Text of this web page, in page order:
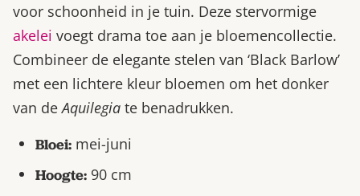
voor schoonheid in je tuin. Deze stervormige
akelei voegt drama toe aan je bloemencollectie.
Combineer de elegante stelen van ‘Black Barlow’
met een lichtere kleur bloemen om het donker
van deAquilegia te benadrukken.
Bloei: mei-juni
Hoogte: 90 cm